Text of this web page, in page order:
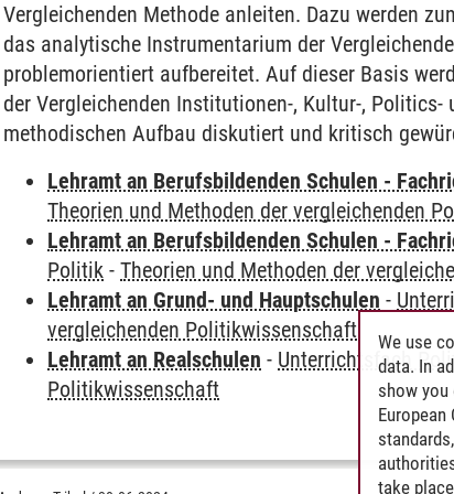
Vergleichenden Methode anleiten. Dazu werden
das analytische Instrumentarium der
problemorientiert aufbereitet. Auf dieser Basis
der Vergleichenden Institutionen-, Kultur-,
methodischen Aufbau diskutiert und kritisch
Lehramt an Berufsbildenden Schulen -
Theorien und Methoden der vergleichenden
Lehramt an Berufsbildenden Schulen -
Politik -Theorien und Methoden der
Lehramt an Grund- und Hauptschulen -
vergleichenden Politikwissenschaft
Lehramt an Realschulen - Unterrichtsfach
Politikwissenschaft
We use
data. In
show you
take